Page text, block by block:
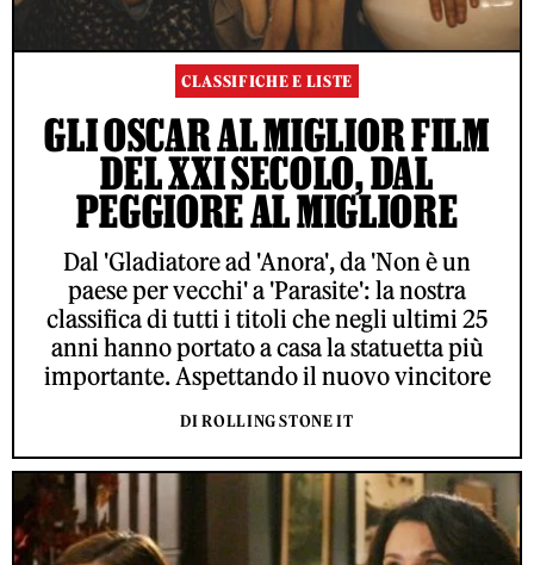
CLASSIFICHE E LISTE
GLI OSCAR AL MIGLIOR FILM
DEL XXI SECOLO, DAL
PEGGIORE AL MIGLIORE
Dal 'Gladiatore ad 'Anora', da 'Non è un
paese per vecchi' a 'Parasite': la nostra
classifica di tutti i titoli che negli ultimi 25
anni hanno portato a casa la statuetta più
importante. Aspettando il nuovo vincitore
DI ROLLING STONE IT